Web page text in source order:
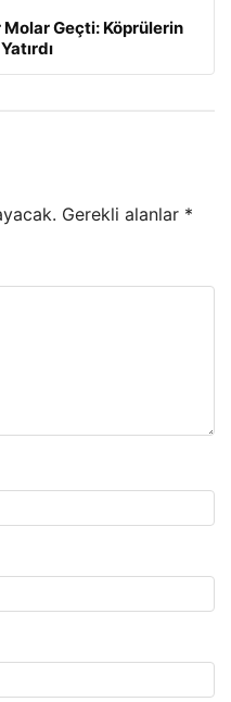
Molar Geçti: Köprülerin
Gerekli alanlar *